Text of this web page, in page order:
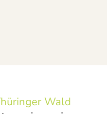
Wald